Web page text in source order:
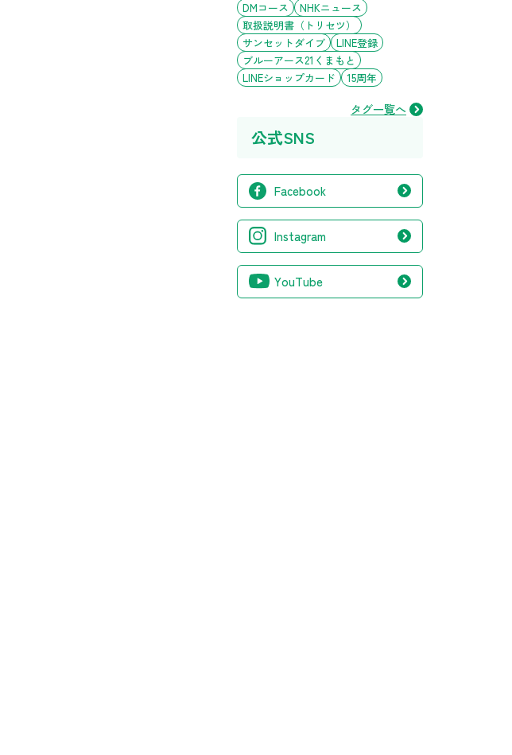
DMコース
NHKニュース
取扱説明書（トリセツ）
サンセットダイブ
LINE登録
ブルーアース21くまもと
LINEショップカード
15周年
タグ一覧へ
公式SNS
Facebook
Instagram
YouTube